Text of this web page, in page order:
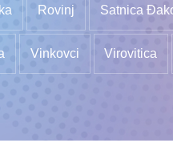
Rovinj Satnica
Vinkovci Virovitica